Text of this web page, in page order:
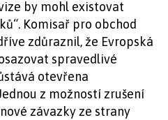
by mohl existovat
Komisař pro obchod
zdůraznil, že Evropská
spravedlivé
otevřena
z možností zrušení
závazky ze strany